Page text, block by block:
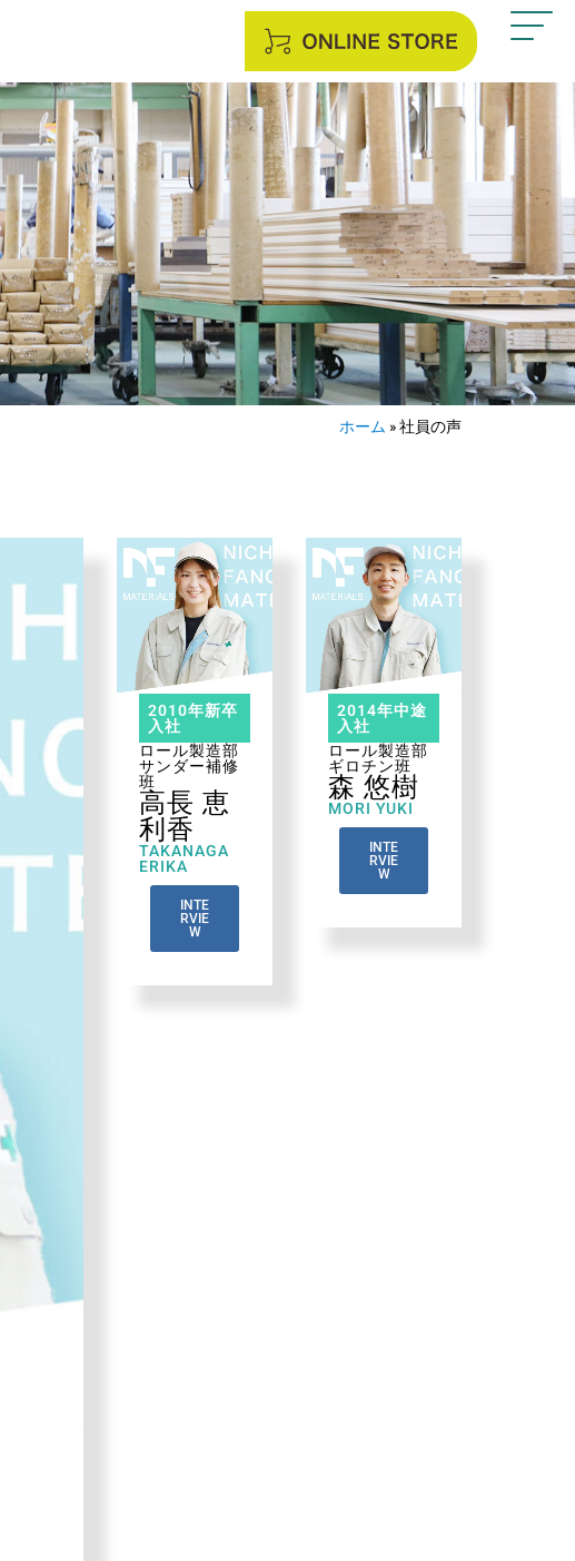
ホーム »社員の声
2010年新卒
入社
ロール製造部
サンダー補修
班
高長 恵
利香
TAKANAGA
ERIKA
INTE
RVIE
W
2014年中途
入社
ロール製造部
ギロチン班
森 悠樹
MORI YUKI
INTE
RVIE
W